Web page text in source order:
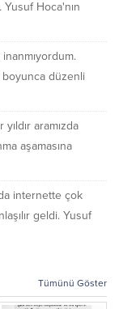
Yusuf Hoca'nın
inanmıyordum.
düzenli
aramızda
aşamasına
internette çok
geldi. Yusuf
Tümünü Göster